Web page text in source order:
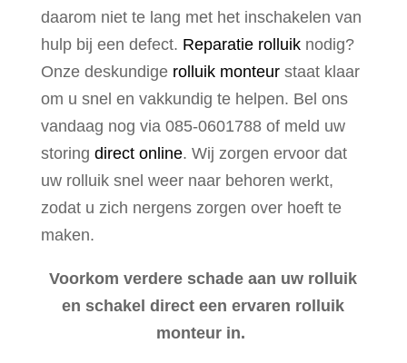
daarom niet te lang met het inschakelen van
hulp bij een defect. Reparatie rolluiknodig?
Onze deskundige rolluik monteurstaat klaar
om u snel en vakkundig te helpen. Bel ons
vandaag nog via 085-0601788 of meld uw
storing direct online. Wij zorgen ervoor dat
uw rolluik snel weer naar behoren werkt,
zodat u zich nergens zorgen over hoeft te
maken.
Voorkom verdere schade aan uw rolluik
en schakel direct een ervaren rolluik
monteur in.